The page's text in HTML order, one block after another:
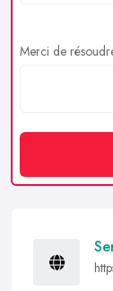
Merci de